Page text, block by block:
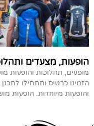
הופעות, מצעדים
מופעים, תהלוכות והופעות
הזמינו כרטיס ותתחילו
והופעות מיוחדות. הופעות